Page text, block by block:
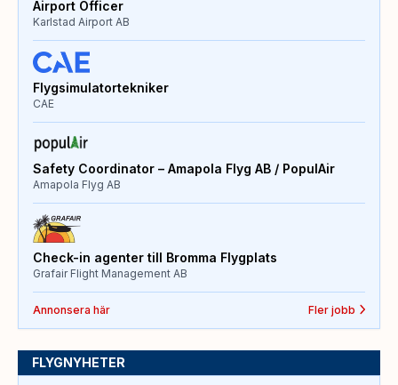
Airport Officer
Karlstad Airport AB
Flygsimulatortekniker
CAE
Safety Coordinator – Amapola Flyg AB / PopulAir
Amapola Flyg AB
Check-in agenter till Bromma Flygplats
Grafair Flight Management AB
Annonsera här Fler jobb
FLYGNYHETER